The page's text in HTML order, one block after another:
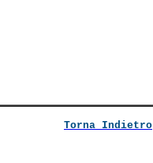
Torna Indietro